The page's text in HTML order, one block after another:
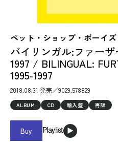
ペット・ショップ・ボーイ
バイリンガル:ファー
1997 / BILINGUAL:
1995-1997
2018.08.31 発売／9029.578829
ALBUM CD 輸入盤 再販
Buy Playlist